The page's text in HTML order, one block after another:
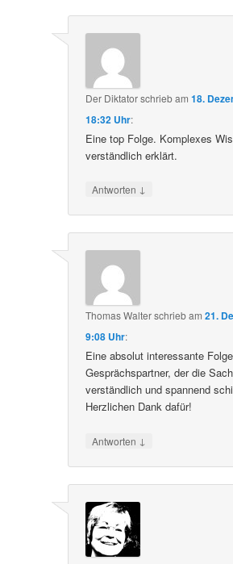
Der Diktatorschriebam18.
18:32 Uhr:
Eine top Folge. Komplexes
verständlich erklärt.
Antworten ↓
Thomas Walterschriebam21.
9:08 Uhr:
Eine absolut interessante
Gesprächspartner, der die
verständlich und spannend
Herzlichen Dank dafür!
Antworten ↓